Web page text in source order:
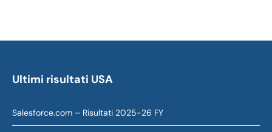
Ultimi risultati USA
Salesforce.com – Risultati 2025-26 FY